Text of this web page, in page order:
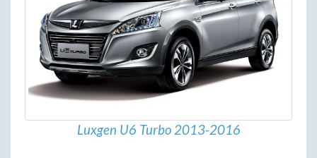
Luxgen U6 Turbo 2013-2016